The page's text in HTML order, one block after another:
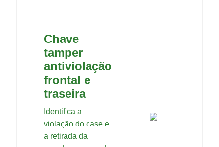
Chave
tamper
antiviolação
frontal e
traseira
Identifica a
violação do case e
a retirada da